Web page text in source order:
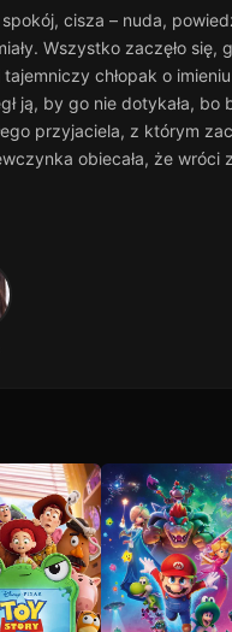
cisza – nuda,
Wszystko zaczęło się,
chłopak o
ją, by go nie dotykała,
przyjaciela, z którym
obiecała, że